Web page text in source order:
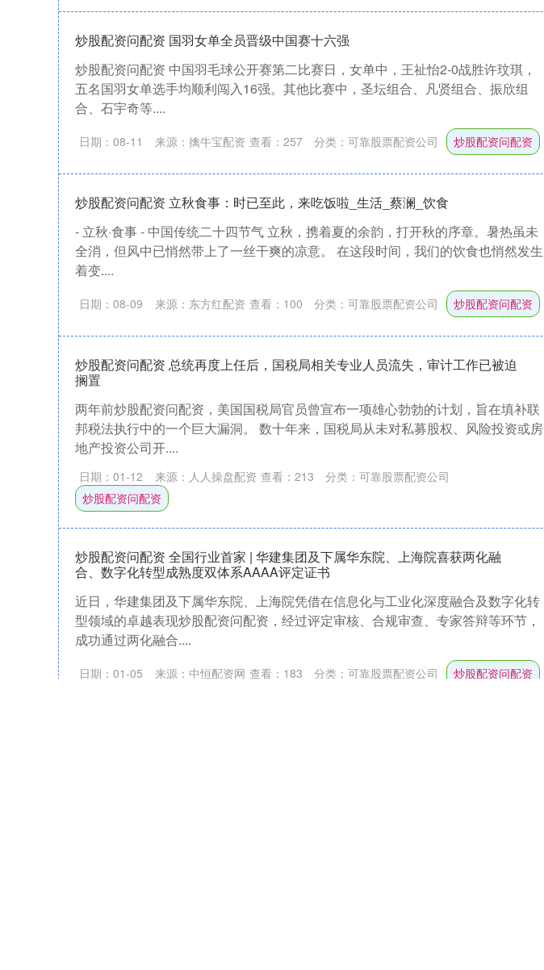
炒股配资问配资 国羽女单全员晋级中国赛十六强
炒股配资问配资 中国羽毛球公开赛第二比赛日，女单中，王祉怡2-0战胜许玟琪，
五名国羽女单选手均顺利闯入16强。其他比赛中，圣坛组合、凡贤组合、振欣组
合、石宇奇等....
日期：08-11 来源：擒牛宝配资 查看： 257 分类： 可靠股票配资公司 炒股配资问配资
炒股配资问配资 立秋食事：时已至此，来吃饭啦_生活_蔡澜_饮食
- 立秋·食事 - 中国传统二十四节气 立秋，携着夏的余韵，打开秋的序章。暑热虽未
全消，但风中已悄然带上了一丝干爽的凉意。 在这段时间，我们的饮食也悄然发生
着变....
日期：08-09 来源：东方红配资 查看： 100 分类： 可靠股票配资公司 炒股配资问配资
炒股配资问配资 总统再度上任后，国税局相关专业人员流失，审计工作已被迫
搁置
两年前炒股配资问配资，美国国税局官员曾宣布一项雄心勃勃的计划，旨在填补联
邦税法执行中的一个巨大漏洞。 数十年来，国税局从未对私募股权、风险投资或房
地产投资公司开....
日期：01-12 来源：人人操盘配资 查看： 213 分类： 可靠股票配资公司
炒股配资问配资
炒股配资问配资 全国行业首家 | 华建集团及下属华东院、上海院喜获两化融
合、数字化转型成熟度双体系AAAA评定证书
近日，华建集团及下属华东院、上海院凭借在信息化与工业化深度融合及数字化转
型领域的卓越表现炒股配资问配资，经过评定审核、合规审查、专家答辩等环节，
成功通过两化融合....
日期：01-05 来源：中恒配资网 查看： 183 分类： 可靠股票配资公司 炒股配资问配资